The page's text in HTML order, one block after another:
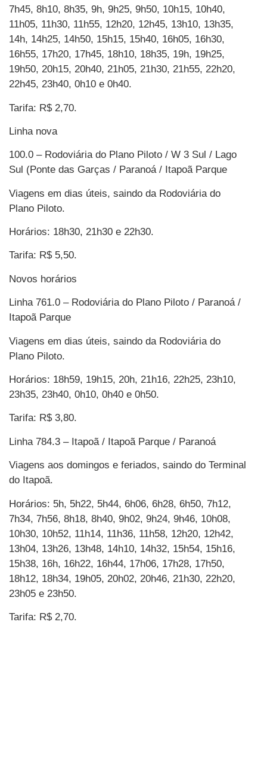
7h45, 8h10, 8h35, 9h, 9h25, 9h50, 10h15, 10h40,
11h05, 11h30, 11h55, 12h20, 12h45, 13h10, 13h35,
14h, 14h25, 14h50, 15h15, 15h40, 16h05, 16h30,
16h55, 17h20, 17h45, 18h10, 18h35, 19h, 19h25,
19h50, 20h15, 20h40, 21h05, 21h30, 21h55, 22h20,
22h45, 23h40, 0h10 e 0h40.
Tarifa: R$ 2,70.
Linha nova
100.0 – Rodoviária do Plano Piloto / W 3 Sul / Lago
Sul (Ponte das Garças / Paranoá / Itapoã Parque
Viagens em dias úteis, saindo da Rodoviária do
Plano Piloto.
Horários: 18h30, 21h30 e 22h30.
Tarifa: R$ 5,50.
Novos horários
Linha 761.0 – Rodoviária do Plano Piloto / Paranoá /
Itapoã Parque
Viagens em dias úteis, saindo da Rodoviária do
Plano Piloto.
Horários: 18h59, 19h15, 20h, 21h16, 22h25, 23h10,
23h35, 23h40, 0h10, 0h40 e 0h50.
Tarifa: R$ 3,80.
Linha 784.3 – Itapoã / Itapoã Parque / Paranoá
Viagens aos domingos e feriados, saindo do Terminal
do Itapoã.
Horários: 5h, 5h22, 5h44, 6h06, 6h28, 6h50, 7h12,
7h34, 7h56, 8h18, 8h40, 9h02, 9h24, 9h46, 10h08,
10h30, 10h52, 11h14, 11h36, 11h58, 12h20, 12h42,
13h04, 13h26, 13h48, 14h10, 14h32, 15h54, 15h16,
15h38, 16h, 16h22, 16h44, 17h06, 17h28, 17h50,
18h12, 18h34, 19h05, 20h02, 20h46, 21h30, 22h20,
23h05 e 23h50.
Tarifa: R$ 2,70.